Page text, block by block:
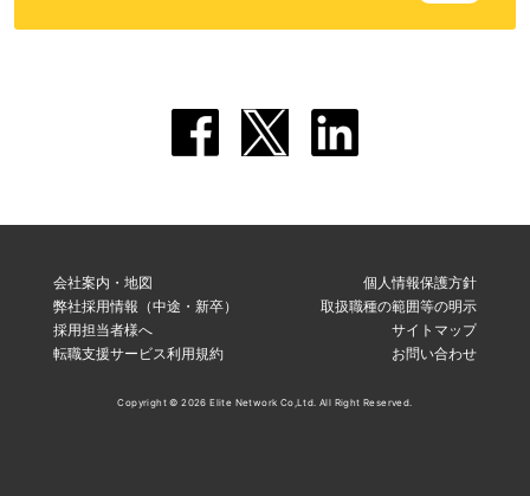
会社案内・地図
弊社採用情報（中途・新卒）
採用担当者様へ
転職支援サービス利用規約
個人情報保護方針
取扱職種の範囲等の明示
サイトマップ
お問い合わせ
Copyright © 2026 Elite Network Co,Ltd. All Right Reserved.